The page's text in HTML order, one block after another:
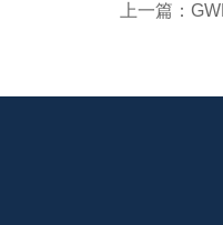
上一篇：